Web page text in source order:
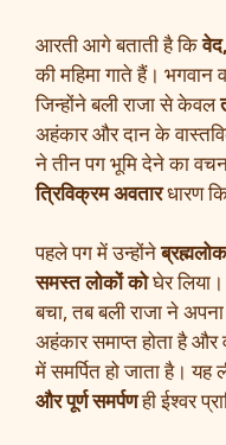
आरती आगे बताती है कि
की महिमा गाते हैं। भगवान
जिन्होंने बली राजा से केवल
अहंकार और दान के
ने तीन पग भूमि देने का
त्रिविक्रम अवतारधारण
पहले पग में उन्होंने
समस्त लोकों कोघेर
बचा, तब बली राजा ने
अहंकार समाप्त होता है
में समर्पित हो जाता है। यह
और पूर्ण समर्पणही ईश्वर